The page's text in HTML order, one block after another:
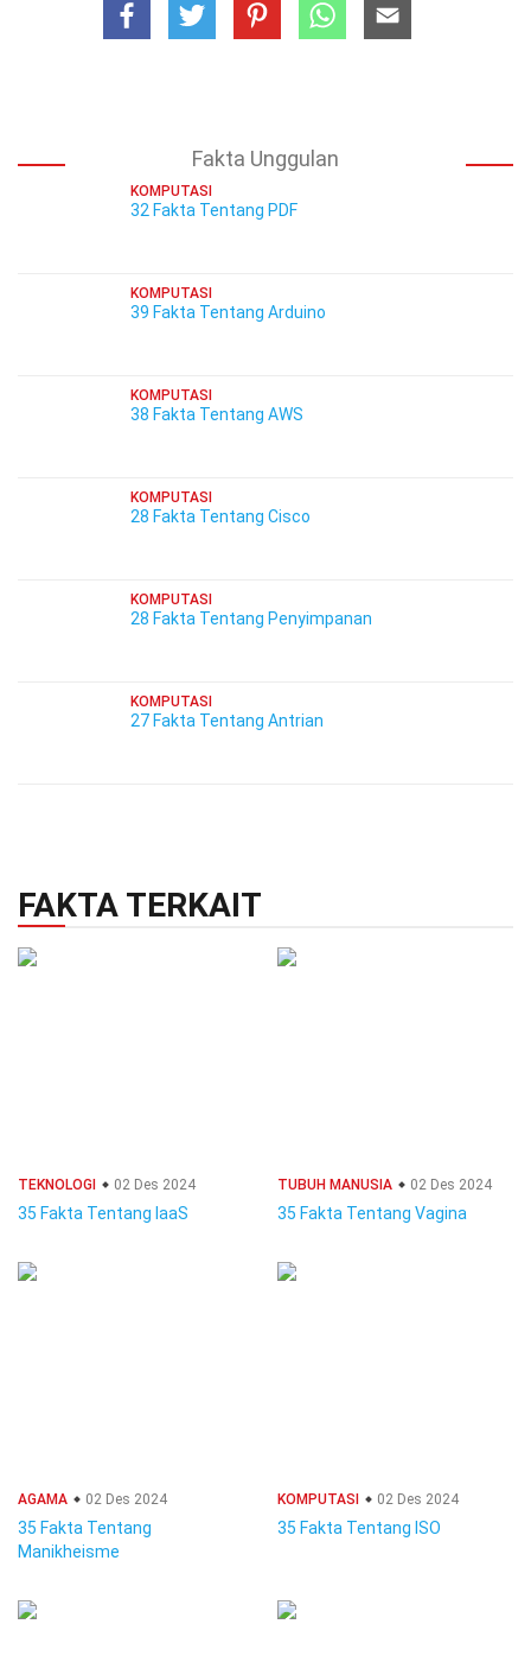
Fakta Unggulan
KOMPUTASI
32 Fakta Tentang PDF
KOMPUTASI
39 Fakta Tentang Arduino
KOMPUTASI
38 Fakta Tentang AWS
KOMPUTASI
28 Fakta Tentang Cisco
KOMPUTASI
28 Fakta Tentang Penyimpanan
KOMPUTASI
27 Fakta Tentang Antrian
FAKTA TERKAIT
TEKNOLOGI 02 Des 2024
35 Fakta Tentang IaaS
TUBUH MANUSIA 02 Des 2024
35 Fakta Tentang Vagina
AGAMA 02 Des 2024
35 Fakta Tentang
Manikheisme
KOMPUTASI 02 Des 2024
35 Fakta Tentang ISO